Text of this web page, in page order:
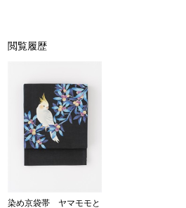
閲覧履歴
染め京袋帯 ヤマモモと